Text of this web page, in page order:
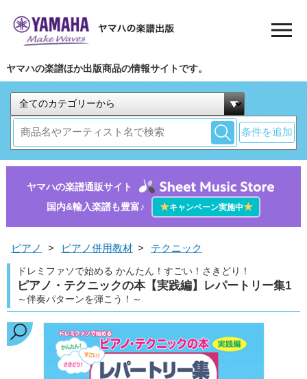
ヤマハの楽譜ほか出版商品の情報サイトです。
条件を追加
ヤマハの楽譜通販サイト
国内&輸入楽譜も豊富♪
★キャンペーン実施中★
ピアノ > ピアノ併用教材 > テクニック
ドレミファソで始める かんたん！すごい！さきどり！
ピアノ・テクニックの本【実践編】レパートリー集1
～伴奏パターンを弾こう！～